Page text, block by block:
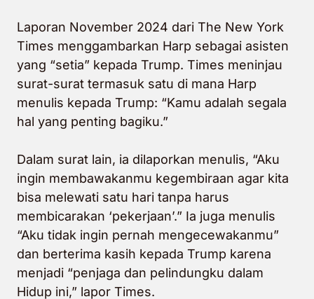
Laporan November 2024 dari The New York
Times menggambarkan Harp sebagai asisten
yang “setia” kepada Trump. Times meninjau
surat-surat termasuk satu di mana Harp
menulis kepada Trump: “Kamu adalah segala
hal yang penting bagiku.”
Dalam surat lain, ia dilaporkan menulis, “Aku
ingin membawakanmu kegembiraan agar kita
bisa melewati satu hari tanpa harus
membicarakan ‘pekerjaan’.” Ia juga menulis
“Aku tidak ingin pernah mengecewakanmu”
dan berterima kasih kepada Trump karena
menjadi “penjaga dan pelindungku dalam
Hidup ini,” lapor Times.